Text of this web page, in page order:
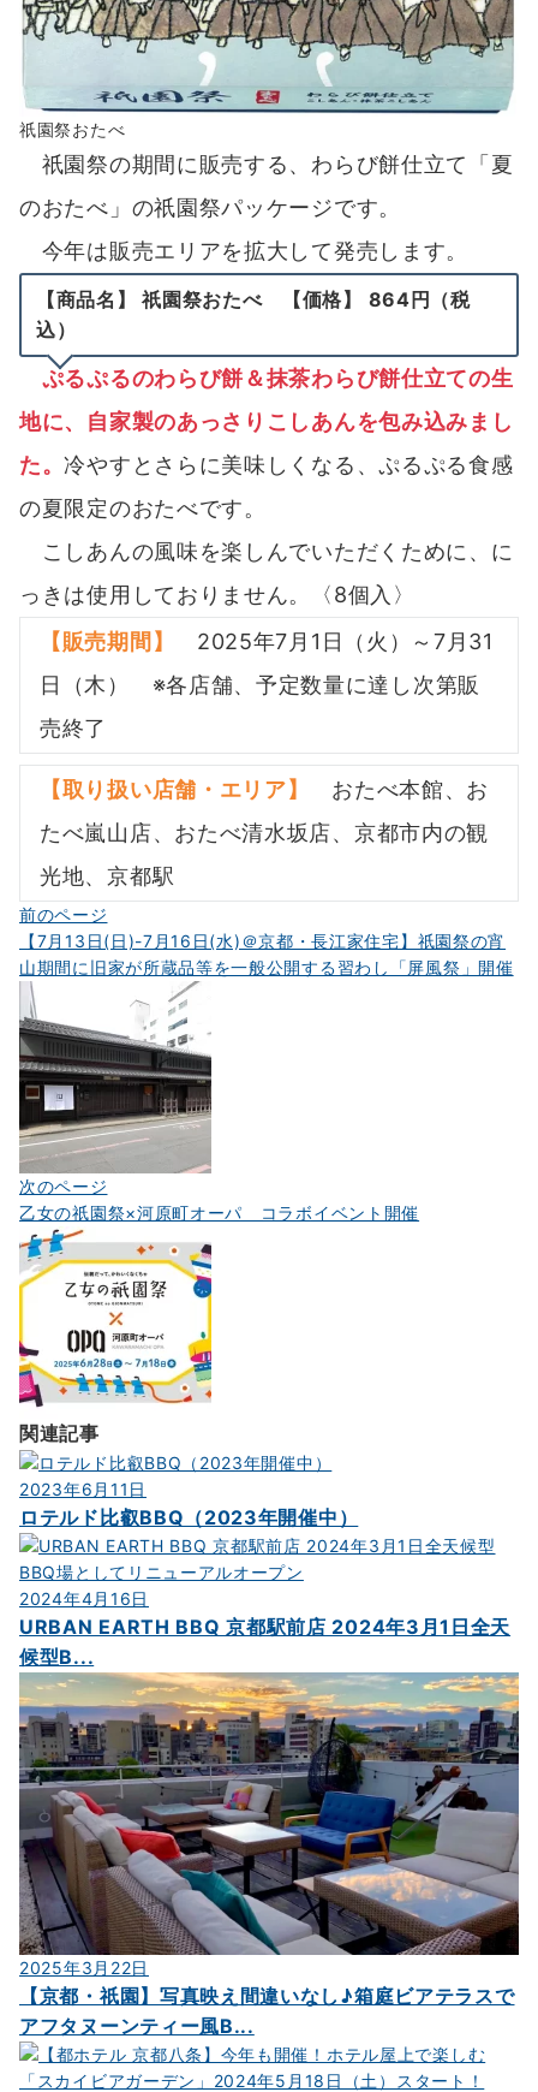
祇園祭おたべ
祇園祭の期間に販売する、わらび餅仕立て「夏
のおたべ」の祇園祭パッケージです。
今年は販売エリアを拡大して発売します。
【商品名】 祇園祭おたべ 【価格】 864円（税
込）
ぷるぷるのわらび餅＆抹茶わらび餅仕立ての生
地に、自家製のあっさりこしあんを包み込みまし
た。冷やすとさらに美味しくなる、ぷるぷる食感
の夏限定のおたべです。
こしあんの風味を楽しんでいただくために、に
っきは使用しておりません。〈8個入〉
【販売期間】
2025年7月1日（火）～7月31
日（木） ※各店舗、予定数量に達し次第販
売終了
【取り扱い店舗・エリア】
おたべ本館、お
たべ嵐山店、おたべ清水坂店、京都市内の観
光地、京都駅
投
稿
ナ
ビ
ゲ
ー
シ
ョ
ン
前のページ
【7月13日(日)-7月16日(水)＠京都・長江家住宅】祇園祭の宵
山期間に旧家が所蔵品等を一般公開する習わし「屏風祭」開催
次のページ
乙女の祇園祭×河原町オーパ コラボイベント開催
関連記事
2023年6月11日
ロテルド比叡BBQ（2023年開催中）
2024年4月16日
URBAN EARTH BBQ 京都駅前店 2024年3月1日全天
候型B...
2025年3月22日
【京都・祇園】写真映え間違いなし♪箱庭ビアテラスで
アフタヌーンティー風B...